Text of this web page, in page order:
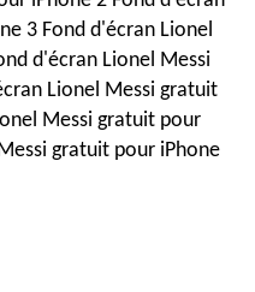
d'écran
Lionel
Messi
pour
iPhone,
Android
3 Fond d'écran Lionel
d'écran Lionel Messi
Lionel Messi gratuit
Messi gratuit pour
gratuit pour iPhone